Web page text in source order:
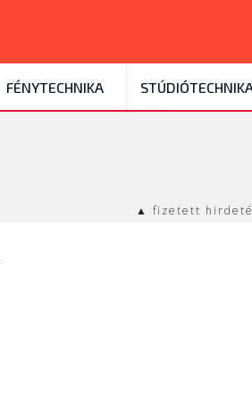
FÉNYTECHNIKA
▲ fizetett